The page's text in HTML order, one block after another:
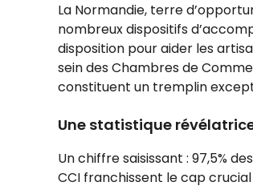
La Normandie, terre
nombreux dispositifs
disposition pour aider les
sein des Chambres de
constituent un tremplin
Une statistique
Un chiffre saisissant : 97,5%
CCI franchissent le cap